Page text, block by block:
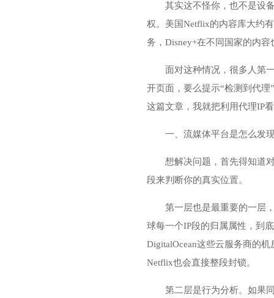
其实这不怪你，也不是设
权。美国Netflix的内容库大约
务，Disney+在不同国家的内容
面对这种情况，很多人第
开页面，要么提示“检测到代
这篇文章，我就把利用代理IP
一、流媒体平台是怎么发
想解决问题，首先得知道
段来判断你的真实位置。
第一层也是最重要的一层
球每一个IP段的归属属性，到
DigitalOcean这些云服务商的
Netflix也会直接整段封锁。
第二层是行为分析。如果